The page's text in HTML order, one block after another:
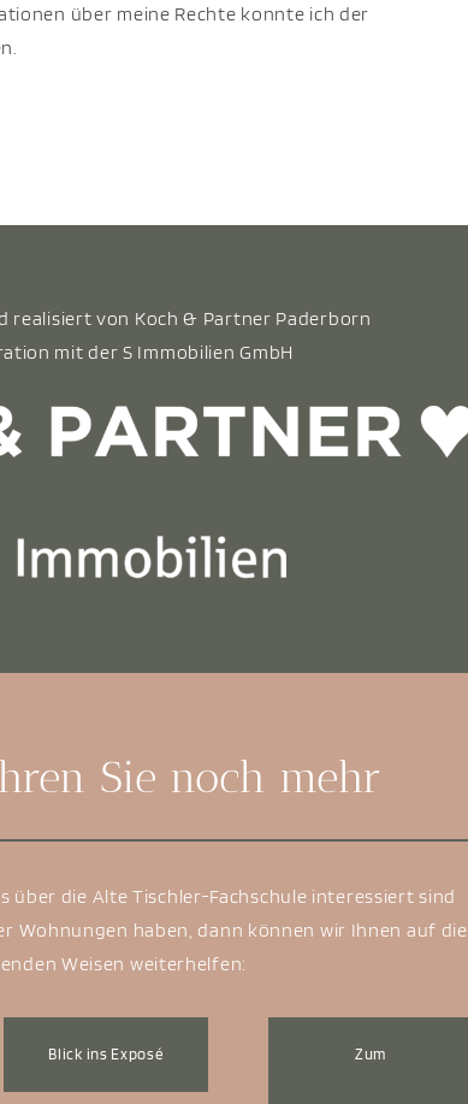
über meine Rechte konnte ich der
realisiert von Koch & Partner Paderborn
mit der S Immobilien GmbH
Sie noch mehr
über die Alte Tischler-Fachschule interessiert sind
Wohnungen haben, dann können wir Ihnen auf die
Weisen weiterhelfen:
Blick ins Exposé Zum